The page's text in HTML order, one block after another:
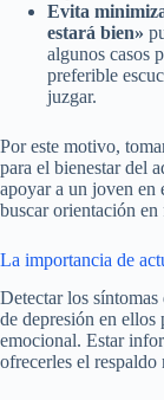
Evita
estará bien»
algunos casos
preferible
juzgar.
Por este motivo,
para el bienestar del
apoyar a un joven en
buscar orientación
La importancia de
Detectar los síntomas
de depresión en
emocional. Estar
ofrecerles el respaldo